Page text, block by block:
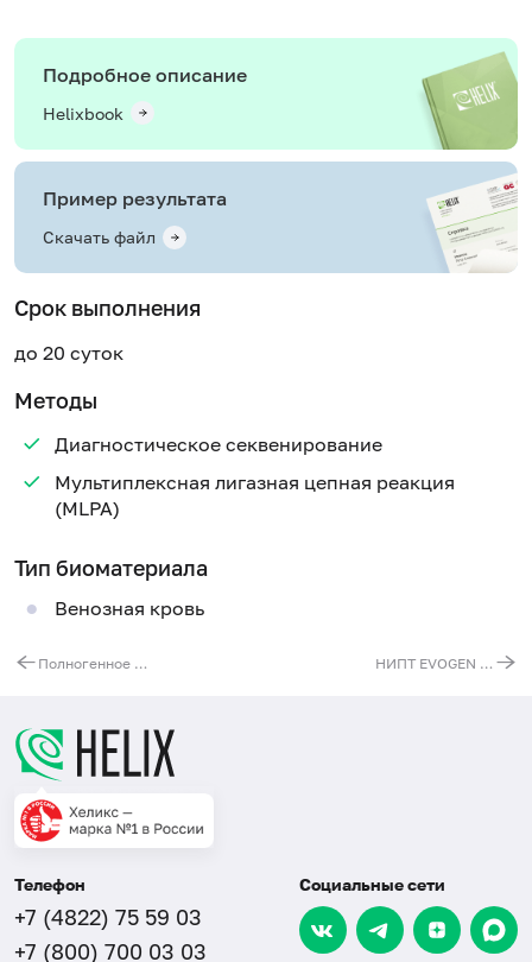
Подробное описание
Helixbook
Пример результата
Скачать файл
Срок выполнения
до 20 суток
Методы
Диагностическое секвенирование
Мультиплексная лигазная цепная реакция
(MLPA)
Тип биоматериала
Венозная кровь
Полногенное молекулярно-генетическое исследование 1 копии гена SMN1 при спинальной мышечной атрофии НИПТ EVOGEN базовый двойня (анеуплоидии 13, 18, 21 хромосом)
Телефон
+7 (4822) 75 59 03
+7 (800) 700 03 03
Социальные сети